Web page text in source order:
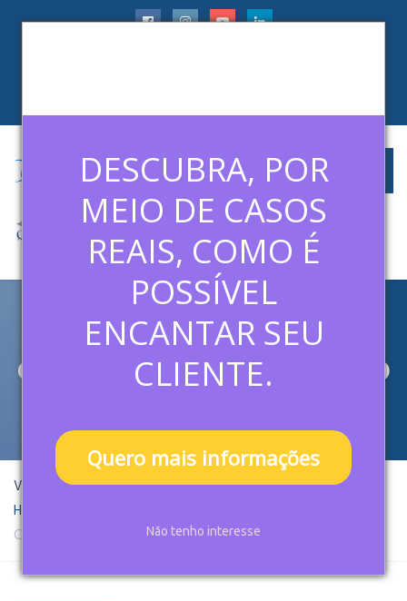
DESCUBRA, POR
MEIO DE CASOS
REAIS, COMO É
POSSÍVEL
ENCANTAR SEU
CLIENTE.
Quero mais informações
Não tenho interesse
ARCHIVE FOR CATEGORY:
CURSO DE VENDAS - MÓDULO
6
Você está aqui:
Home
Curso de Vendas – Módulo 6